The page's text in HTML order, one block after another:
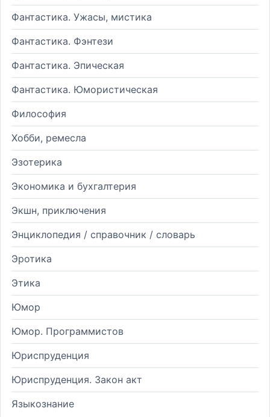
Фантастика. Ужасы, мистика
Фантастика. Фэнтези
Фантастика. Эпическая
Фантастика. Юмористическая
Философия
Хобби, ремесла
Эзотерика
Экономика и бухгалтерия
Экшн, приключения
Энциклопедия / справочник / словарь
Эротика
Этика
Юмор
Юмор. Программистов
Юриспруденция
Юриспруденция. Закон акт
Языкознание